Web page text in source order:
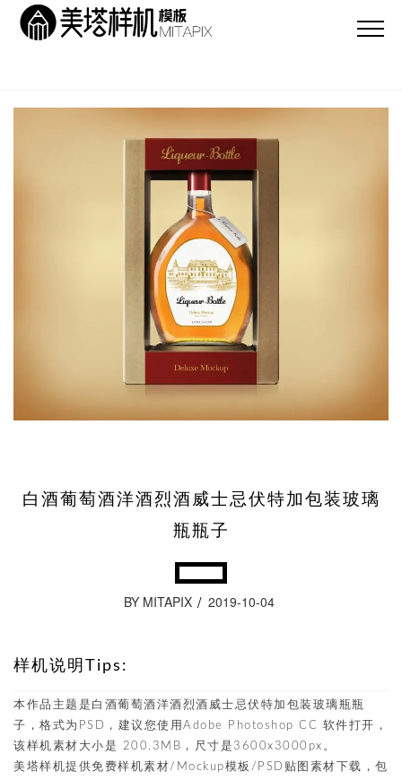
白酒葡萄酒洋酒烈酒威士忌伏特加包装玻璃
瓶瓶子
BY MITAPIX 2019-10-04
样机说明Tips:
本作品主题是白酒葡萄酒洋酒烈酒威士忌伏特加包装玻璃瓶瓶
子，格式为PSD，建议您使用Adobe Photoshop CC 软件打开，
该样机素材大小是 200.3MB，尺寸是3600x3000px。
美塔样机提供免费样机素材/Mockup模板/PSD贴图素材下载，包